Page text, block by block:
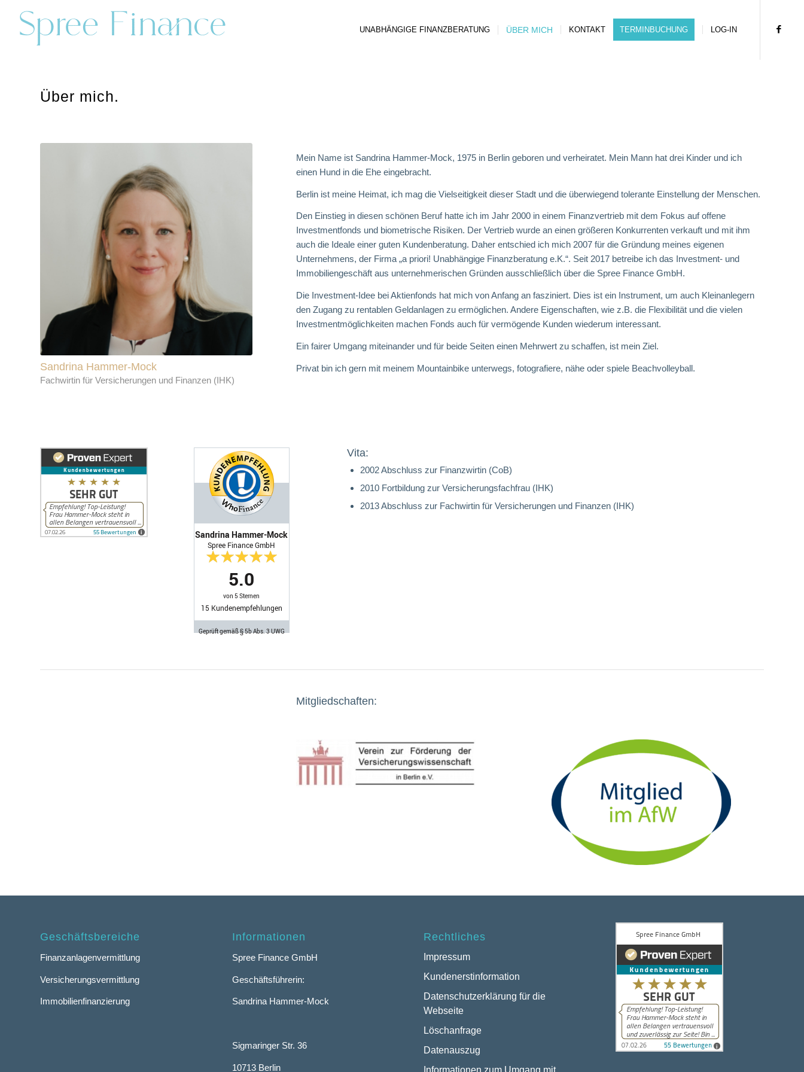
UNABHÄNGIGE FINANZBERATUNG ÜBER MICH KONTAKT TERMINBUCHUNG LOG-IN
Über mich.
Sandrina Hammer-Mock
Fachwirtin für Versicherungen und Finanzen (IHK)
Mein Name ist Sandrina Hammer-Mock, 1975 in Berlin geboren und verheiratet. Mein Mann hat drei Kinder und ich
einen Hund in die Ehe eingebracht.
Berlin ist meine Heimat, ich mag die Vielseitigkeit dieser Stadt und die überwiegend tolerante Einstellung der Menschen.
Den Einstieg in diesen schönen Beruf hatte ich im Jahr 2000 in einem Finanzvertrieb mit dem Fokus auf offene
Investmentfonds und biometrische Risiken. Der Vertrieb wurde an einen größeren Konkurrenten verkauft und mit ihm
auch die Ideale einer guten Kundenberatung. Daher entschied ich mich 2007 für die Gründung meines eigenen
Unternehmens, der Firma „a priori! Unabhängige Finanzberatung e.K.“. Seit 2017 betreibe ich das Investment- und
Immobiliengeschäft aus unternehmerischen Gründen ausschließlich über die Spree Finance GmbH.
Die Investment-Idee bei Aktienfonds hat mich von Anfang an fasziniert. Dies ist ein Instrument, um auch Kleinanlegern
den Zugang zu rentablen Geldanlagen zu ermöglichen. Andere Eigenschaften, wie z.B. die Flexibilität und die vielen
Investmentmöglichkeiten machen Fonds auch für vermögende Kunden wiederum interessant.
Ein fairer Umgang miteinander und für beide Seiten einen Mehrwert zu schaffen, ist mein Ziel.
Privat bin ich gern mit meinem Mountainbike unterwegs, fotografiere, nähe oder spiele Beachvolleyball.
Sandrina Hammer-Mock
Spree Finance GmbH
5.0
von 5 Sternen
15 Kundenempfehlungen
Geprüft gemäß § 5b Abs. 3 UWG
Vita:
2002 Abschluss zur Finanzwirtin (CoB)
2010 Fortbildung zur Versicherungsfachfrau (IHK)
2013 Abschluss zur Fachwirtin für Versicherungen und Finanzen (IHK)
Mitgliedschaften:
Geschäftsbereiche
Finanzanlagenvermittlung
Versicherungsvermittlung
Immobilienfinanzierung
Informationen
Spree Finance GmbH
Geschäftsführerin:
Sandrina Hammer-Mock
Sigmaringer Str. 36
10713 Berlin
Rechtliches
Impressum
Kundenerstinformation
Datenschutzerklärung für die
Webseite
Löschanfrage
Datenauszug